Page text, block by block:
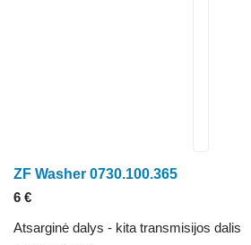
ZF Washer 0730.100.365
6 €
Atsarginė dalys - kita transmisijos dalis